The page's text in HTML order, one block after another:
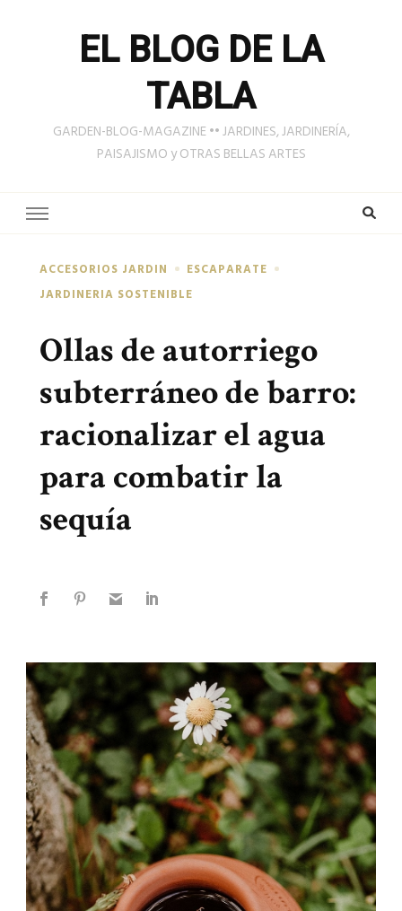
EL BLOG DE LA
TABLA
GARDEN-BLOG-MAGAZINE •• JARDINES, JARDINERÍA,
PAISAJISMO y OTRAS BELLAS ARTES
ACCESORIOS JARDIN
ESCAPARATE
JARDINERIA SOSTENIBLE
Ollas de autorriego
subterráneo de barro:
racionalizar el agua
para combatir la
sequía